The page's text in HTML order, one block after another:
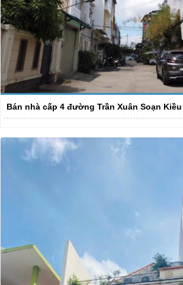
Bán nhà cấp 4 đường Trần Xuân Soạn